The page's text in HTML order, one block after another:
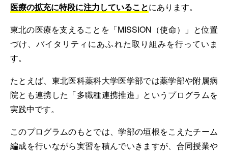
医療の拡充に特段に注力していることにあります。
東北の医療を支えることを「MISSION（使命）」と位置
づけ、バイタリティにあふれた取り組みを行っていま
す。
たとえば、東北医科薬科大学医学部では薬学部や附属病
院とも連携した「多職種連携推進」というプログラムを
実践中です。
このプログラムのもとでは、学部の垣根をこえたチーム
編成を行いながら実習を積んでいきますが、合同授業や